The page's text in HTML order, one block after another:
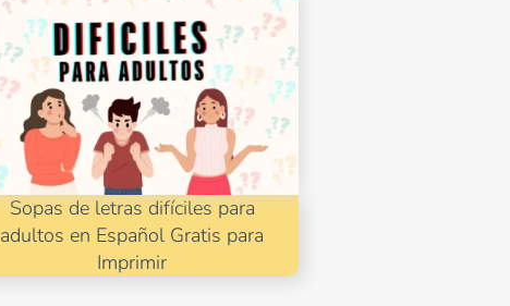
Sopas de letras difíciles para
adultos en Español Gratis para
Imprimir